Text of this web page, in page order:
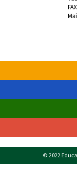
© 2022